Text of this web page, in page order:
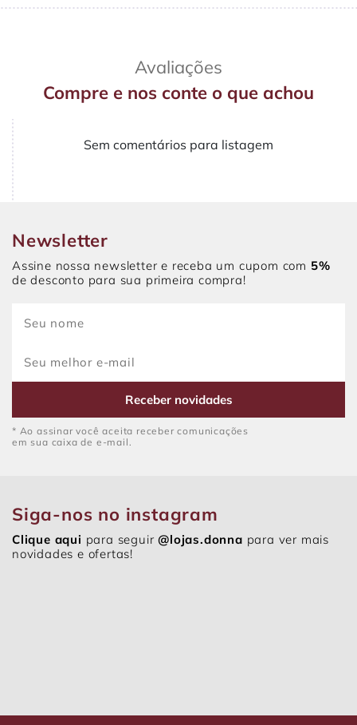
Avaliações
Compre e nos conte o que achou
Sem comentários para listagem
Newsletter
Assine nossa newsletter e receba um cupom com 5%
de desconto para sua primeira compra!
Receber novidades
* Ao assinar você aceita receber comunicações
em sua caixa de e-mail.
Siga-nos no instagram
Clique aqui para seguir@lojas.donna para ver mais
novidades e ofertas!